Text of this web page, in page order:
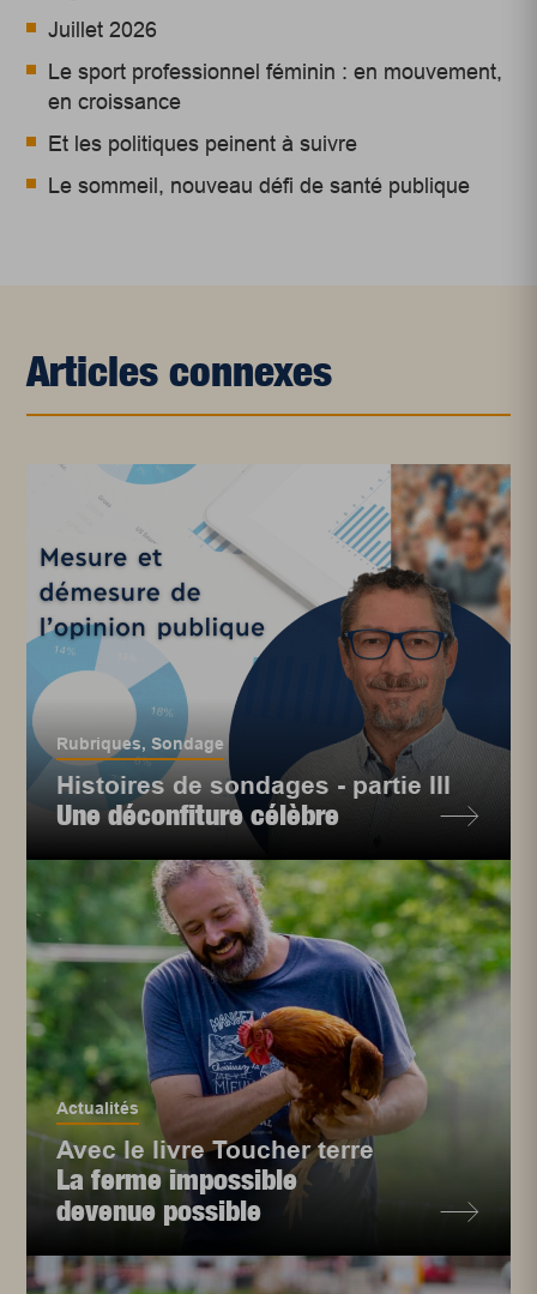
Juillet 2026
Le sport professionnel féminin : en mouvement,
en croissance
Et les politiques peinent à suivre
Le sommeil, nouveau défi de santé publique
Articles connexes
Rubriques,Sondage
Histoires de sondages - partie III
Une déconfiture célèbre
Actualités
Avec le livre Toucher terre
La ferme impossible
devenue possible